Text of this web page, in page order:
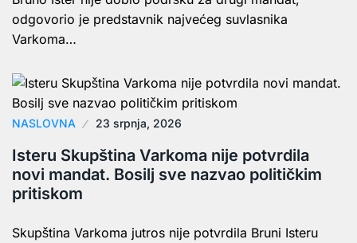
odgovorio je predstavnik najvećeg suvlasnika
Varkoma…
NASLOVNA 23 srpnja, 2026
Isteru Skupština Varkoma nije potvrdila
novi mandat. Bosilj sve nazvao političkim
pritiskom
Skupština Varkoma jutros nije potvrdila Bruni Isteru